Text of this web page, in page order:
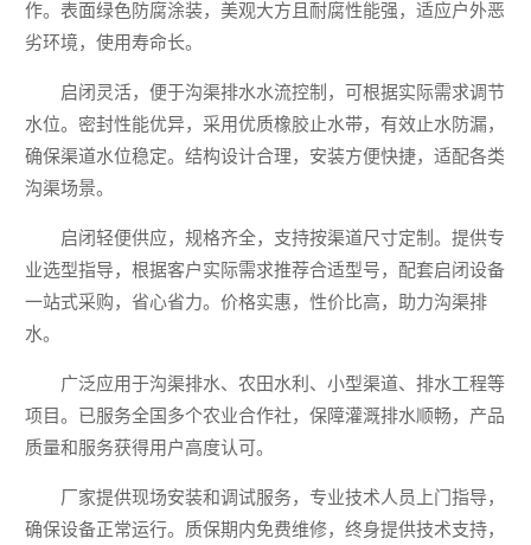
作。表面绿色防腐涂装，美观大方且耐腐性能强，适应户外恶
劣环境，使用寿命长。
启闭灵活，便于沟渠排水水流控制，可根据实际需求调节
水位。密封性能优异，采用优质橡胶止水带，有效止水防漏，
确保渠道水位稳定。结构设计合理，安装方便快捷，适配各类
沟渠场景。
启闭轻便供应，规格齐全，支持按渠道尺寸定制。提供专
业选型指导，根据客户实际需求推荐合适型号，配套启闭设备
一站式采购，省心省力。价格实惠，性价比高，助力沟渠排
水。
广泛应用于沟渠排水、农田水利、小型渠道、排水工程等
项目。已服务全国多个农业合作社，保障灌溉排水顺畅，产品
质量和服务获得用户高度认可。
厂家提供现场安装和调试服务，专业技术人员上门指导，
确保设备正常运行。质保期内免费维修，终身提供技术支持，